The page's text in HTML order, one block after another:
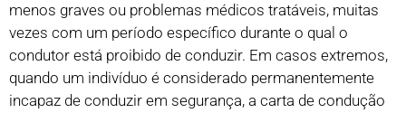
menos graves ou problemas médicos tratáveis, muitas
vezes com um período específico durante o qual o
condutor está proibido de conduzir. Em casos extremos,
quando um indivíduo é considerado permanentemente
incapaz de conduzir em segurança, a carta de condução